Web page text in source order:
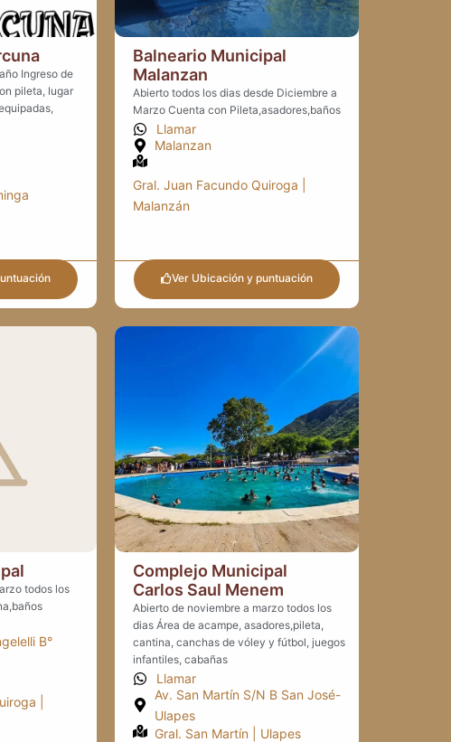
Ingreso de
pileta, lugar
Balneario Municipal
Malanzan
Abierto todos los dias desde Diciembre a
Marzo Cuenta con Pileta,asadores,baños
Llamar
Malanzan
Gral. Juan Facundo Quiroga |
Malanzán
Ver Ubicación y puntuación
todos los
B°
|
Complejo Municipal
Carlos Saul Menem
Abierto de noviembre a marzo todos los
dias Área de acampe, asadores,pileta,
cantina, canchas de vóley y fútbol, juegos
infantiles, cabañas
Llamar
Av. San Martín S/N B San José-
Ulapes
Gral. San Martín | Ulapes